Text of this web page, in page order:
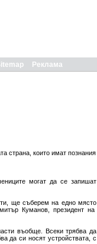
Реклама
страна, които имат познания
могат да се запишат
ще съберем на едно място
Куманов, президент на
въобще. Всеки трябва да
да си носят устройствата, с